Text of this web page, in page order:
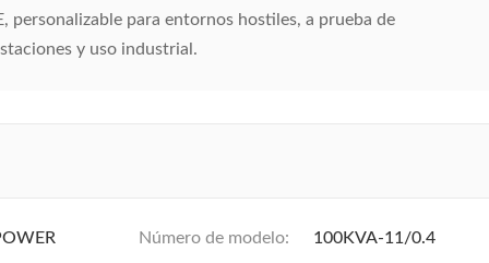
personalizable para entornos hostiles, a prueba de
y uso industrial.
Número de modelo: 100KVA-11/0.4